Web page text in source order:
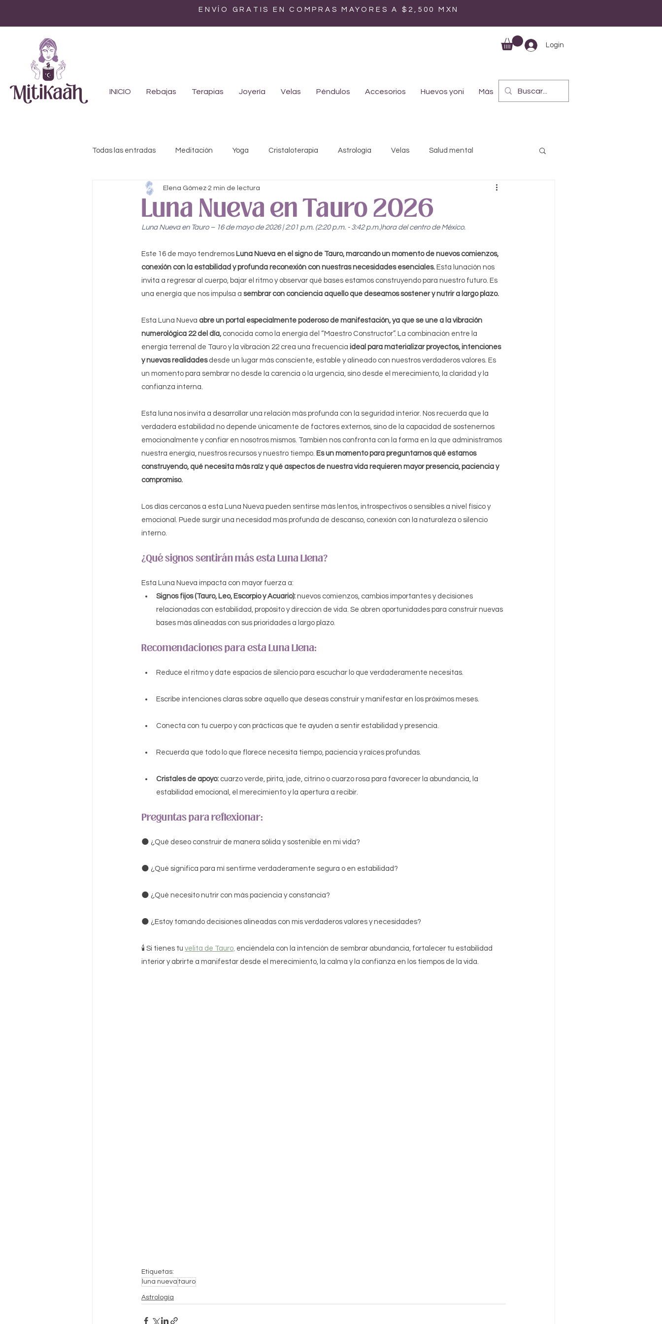
ENVÍO GRATIS EN COMPRAS MAYORES A $2,500 MXN
Login
INICIO Rebajas Terapias Joyería Velas Péndulos Accesorios Huevos yoni Más
Todas las entradas Meditación Yoga Cristaloterapia Astrología Velas Salud mental
Feminismo Genealogía Mística Maternidad
Luna Nueva en Tauro 2026
Elena Gómez 2 min de lectura
Luna Nueva en Tauro – 16 de mayo de 2026 | 2:01 p.m. (2:20 p.m. - 3:42 p.m.)hora del centro de México.
Este 16 de mayo tendremos Luna Nueva en el signo de Tauro, marcando un momento de nuevos comienzos,
conexión con la estabilidad y profunda reconexión con nuestras necesidades esenciales. Esta lunación nos
invita a regresar al cuerpo, bajar el ritmo y observar qué bases estamos construyendo para nuestro futuro. Es
una energía que nos impulsa a sembrar con conciencia aquello que deseamos sostener y nutrir a largo plazo.
Esta Luna Nueva abre un portal especialmente poderoso de manifestación, ya que se une a la vibración
numerológica 22 del día, conocida como la energía del “Maestro Constructor”. La combinación entre la
energía terrenal de Tauro y la vibración 22 crea una frecuencia ideal para materializar proyectos, intenciones
y nuevas realidades desde un lugar más consciente, estable y alineado con nuestros verdaderos valores. Es
un momento para sembrar no desde la carencia o la urgencia, sino desde el merecimiento, la claridad y la
confianza interna.
Esta luna nos invita a desarrollar una relación más profunda con la seguridad interior. Nos recuerda que la
verdadera estabilidad no depende únicamente de factores externos, sino de la capacidad de sostenernos
emocionalmente y confiar en nosotros mismos. También nos confronta con la forma en la que administramos
nuestra energía, nuestros recursos y nuestro tiempo. Es un momento para preguntarnos qué estamos
construyendo, qué necesita más raíz y qué aspectos de nuestra vida requieren mayor presencia, paciencia y
compromiso.
Los días cercanos a esta Luna Nueva pueden sentirse más lentos, introspectivos o sensibles a nivel físico y
emocional. Puede surgir una necesidad más profunda de descanso, conexión con la naturaleza o silencio
interno.
¿Qué signos sentirán más esta Luna Llena?
Esta Luna Nueva impacta con mayor fuerza a:
Signos fijos (Tauro, Leo, Escorpio y Acuario): nuevos comienzos, cambios importantes y decisiones
relacionadas con estabilidad, propósito y dirección de vida. Se abren oportunidades para construir nuevas
bases más alineadas con sus prioridades a largo plazo.
Recomendaciones para esta Luna Llena:
Reduce el ritmo y date espacios de silencio para escuchar lo que verdaderamente necesitas.
Escribe intenciones claras sobre aquello que deseas construir y manifestar en los próximos meses.
Conecta con tu cuerpo y con prácticas que te ayuden a sentir estabilidad y presencia.
Recuerda que todo lo que florece necesita tiempo, paciencia y raíces profundas.
Cristales de apoyo: cuarzo verde, pirita, jade, citrino o cuarzo rosa para favorecer la abundancia, la
estabilidad emocional, el merecimiento y la apertura a recibir.
Preguntas para reflexionar:
🌑 ¿Qué deseo construir de manera sólida y sostenible en mi vida?
🌑 ¿Qué significa para mí sentirme verdaderamente segura o en estabilidad?
🌑 ¿Qué necesito nutrir con más paciencia y constancia?
🌑 ¿Estoy tomando decisiones alineadas con mis verdaderos valores y necesidades?
🕯 Si tienes tu velita de Tauro, enciéndela con la intención de sembrar abundancia, fortalecer tu estabilidad
interior y abrirte a manifestar desde el merecimiento, la calma y la confianza en los tiempos de la vida.
Etiquetas:
luna nueva tauro
Astrología